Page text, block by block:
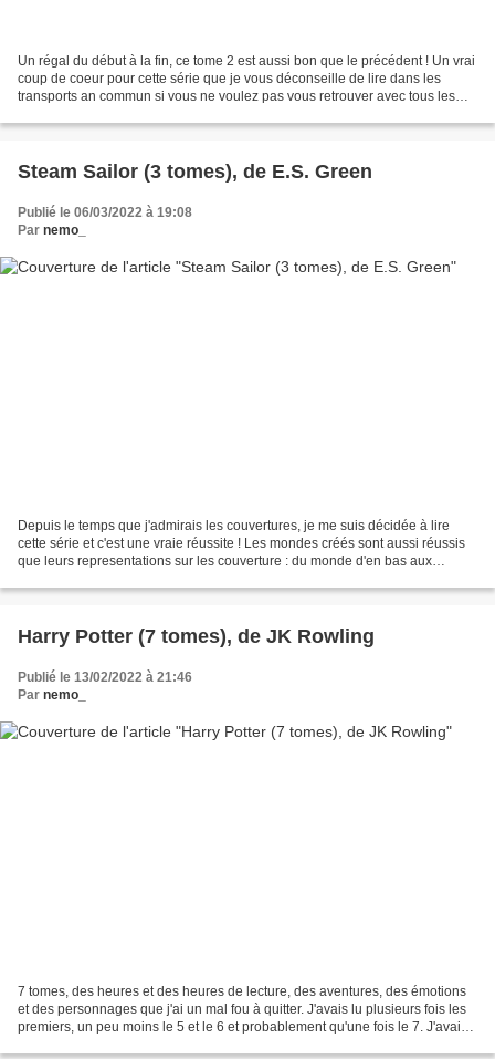
Un régal du début à la fin, ce tome 2 est aussi bon que le précédent ! Un vrai
coup de coeur pour cette série que je vous déconseille de lire dans les
transports an commun si vous ne voulez pas vous retrouver avec tous les
Steam Sailor (3 tomes), de E.S. Green
Publié le 06/03/2022 à 19:08
Par nemo_
Depuis le temps que j'admirais les couvertures, je me suis décidée à lire
cette série et c'est une vraie réussite ! Les mondes créés sont aussi réussis
que leurs representations sur les couverture : du monde d'en bas aux
Harry Potter (7 tomes), de JK Rowling
Publié le 13/02/2022 à 21:46
Par nemo_
7 tomes, des heures et des heures de lecture, des aventures, des émotions
et des personnages que j'ai un mal fou à quitter. J'avais lu plusieurs fois les
premiers, un peu moins le 5 et le 6 et probablement qu'une fois le 7. J'avais